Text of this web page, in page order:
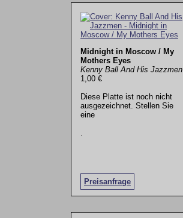
Midnight in Moscow / My
Mothers Eyes
Kenny Ball And His Jazzmen
1,00 €
Diese Platte ist noch nicht
ausgezeichnet. Stellen Sie
eine
Preisanfrage